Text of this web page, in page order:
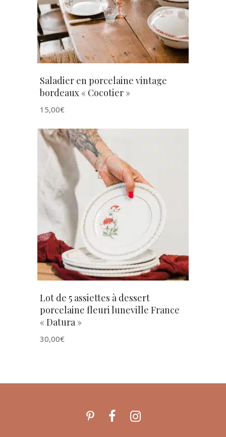
Saladier en porcelaine vintage
bordeaux « Cocotier »
15,00€
AJOUTER AU PANIER
Lot de 5 assiettes à dessert
porcelaine fleuri luneville France
« Datura »
30,00€